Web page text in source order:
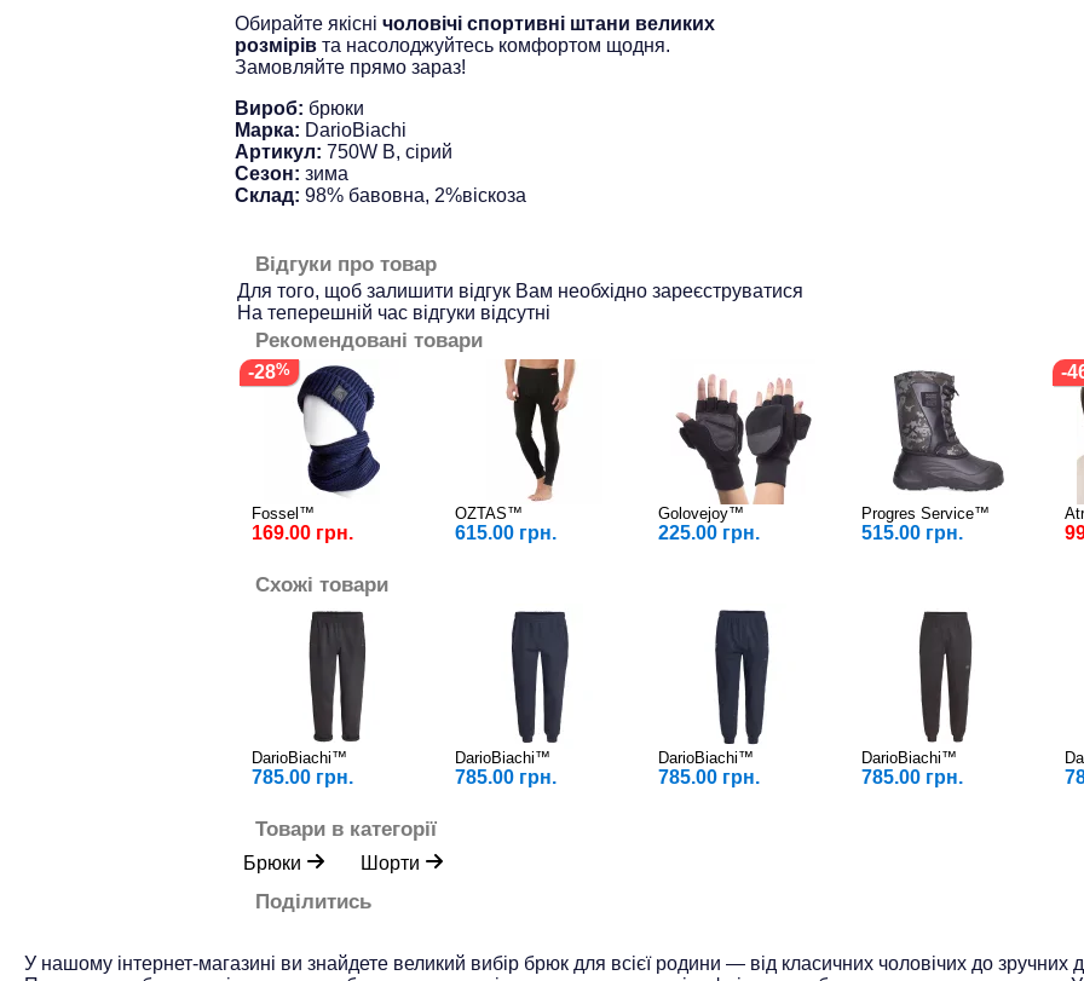
Обирайте якісні чоловічі спортивні штани великих
розмірівта насолоджуйтесь комфортом щодня.
Замовляйте прямо зараз!
Вироб: брюки
Марка: DarioBiachi
Артикул: 750W B, сірий
Сезон: зима
Склад: 98% бавовна, 2%віскоза
Відгуки про товар
Для того, щоб залишити відгук Вам необхідно зареєструватися
На теперешній час відгуки відсутні
Рекомендовані товари
-28
Fossel™
169.00 грн.
OZTAS™
615.00 грн.
Golovejoy™
225.00 грн.
Progres Service™
515.00 грн.
-
Схожі товари
DarioBiachi™
785.00 грн.
DarioBiachi™
785.00 грн.
DarioBiachi™
785.00 грн.
DarioBiachi™
785.00 грн.
Товари в категорії
Брюки Шорти
Поділитись
У нашому інтернет-магазині ви знайдете великий вибір брюк для всієї родини — від класичних чоловічих до зручних